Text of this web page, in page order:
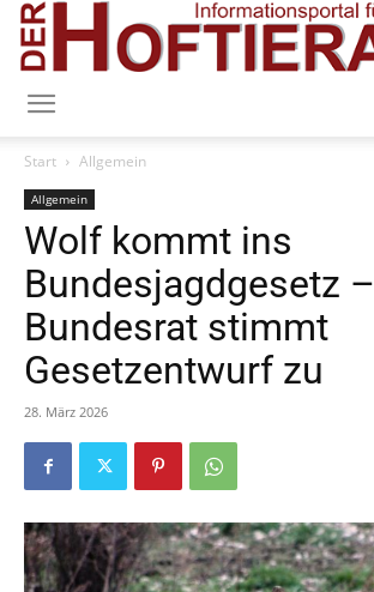
Start Allgemein
Allgemein
Wolf kommt ins
Bundesjagdgesetz –
Bundesrat stimmt
Gesetzentwurf zu
28. März 2026